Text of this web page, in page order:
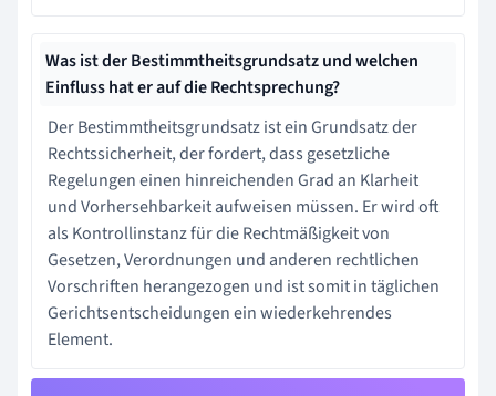
Was ist der Bestimmtheitsgrundsatz und welchen
Einfluss hat er auf die Rechtsprechung?
Der Bestimmtheitsgrundsatz ist ein Grundsatz der
Rechtssicherheit, der fordert, dass gesetzliche
Regelungen einen hinreichenden Grad an Klarheit
und Vorhersehbarkeit aufweisen müssen. Er wird oft
als Kontrollinstanz für die Rechtmäßigkeit von
Gesetzen, Verordnungen und anderen rechtlichen
Vorschriften herangezogen und ist somit in täglichen
Gerichtsentscheidungen ein wiederkehrendes
Element.